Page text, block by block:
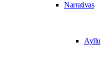
Narrativas
Ayllu